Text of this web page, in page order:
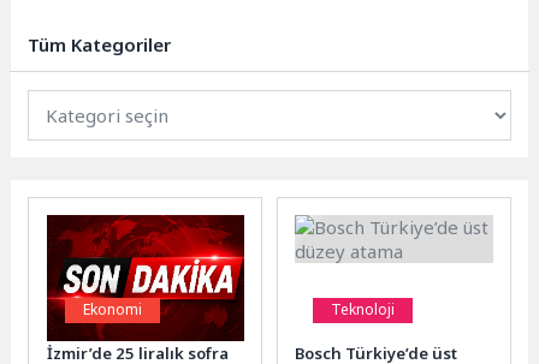
“Karabağlar’da...
Tüm Kategoriler
Ekonomi
İzmir’de 25 liralık sofra
Teknoloji
Bosch Türkiye’de üst